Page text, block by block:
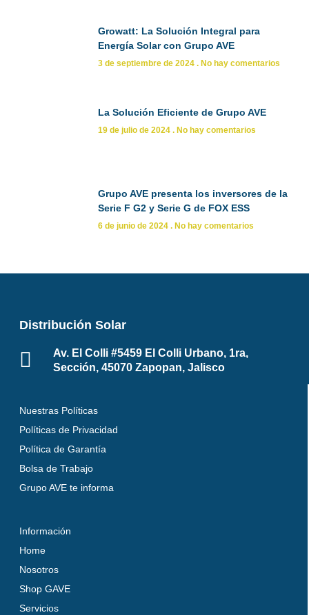
Growatt: La Solución Integral para
Energía Solar con Grupo AVE
3 de septiembre de 2024 No hay comentarios
La Solución Eficiente de Grupo AVE
19 de julio de 2024 No hay comentarios
Grupo AVE presenta los inversores de la
Serie F G2 y Serie G de FOX ESS
6 de junio de 2024 No hay comentarios
Distribución Solar
Av. El Colli #5459 El Colli Urbano, 1ra,
Sección, 45070 Zapopan, Jalisco
Nuestras Políticas
Políticas de Privacidad
Política de Garantía
Bolsa de Trabajo
Grupo AVE te informa
Información
Home
Nosotros
Shop GAVE
Servicios